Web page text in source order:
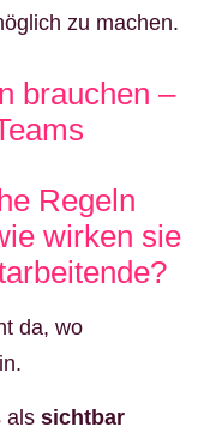
zu machen.
brauchen –
Regeln
wirken sie
da, wo
als sichtbar